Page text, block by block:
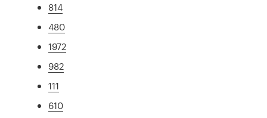
814
480
1972
982
111
610